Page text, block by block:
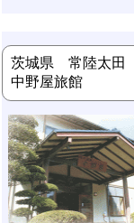
茨城県 常陸太田
中野屋旅館